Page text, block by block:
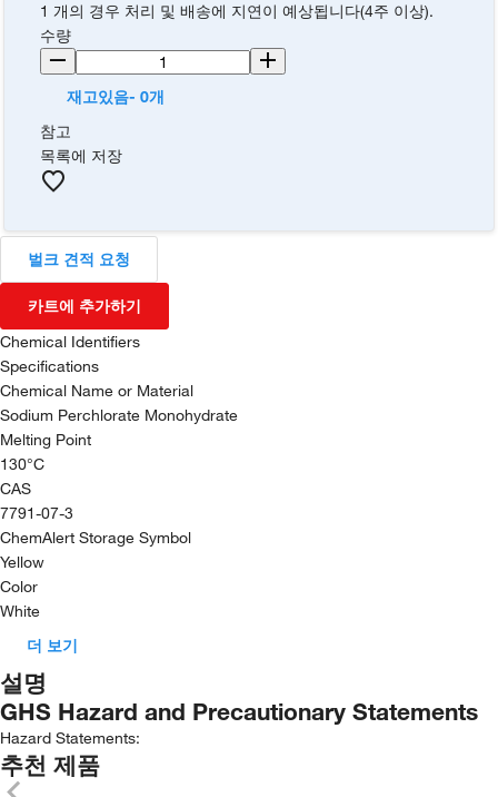
1 개의 경우 처리 및 배송에 지연이 예상됩니다(4주 이상).
수량
재고있음- 0개
참고
목록에 저장
벌크 견적 요청
카트에 추가하기
Chemical Identifiers
Specifications
Chemical Name or Material
Sodium Perchlorate Monohydrate
Melting Point
130°C
CAS
7791-07-3
ChemAlert Storage Symbol
Yellow
Color
White
더 보기
설명
GHS Hazard and Precautionary Statements
Hazard Statements:
추천 제품